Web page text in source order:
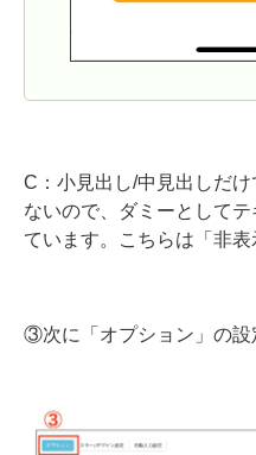
C：小見出し/中見出しだ
ないので、ダミーとして
ています。こちらは「非表
③次に「オプション」の設